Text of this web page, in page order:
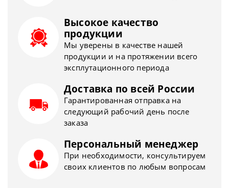
Высокое качество
продукции
Мы уверены в качестве нашей
продукции и на протяжении всего
эксплутационного периода
Доставка по всей России
Гарантированная отправка на
следующий рабочий день после
заказа
Персональный менеджер
При необходимости, консультируем
своих клиентов по любым вопросам